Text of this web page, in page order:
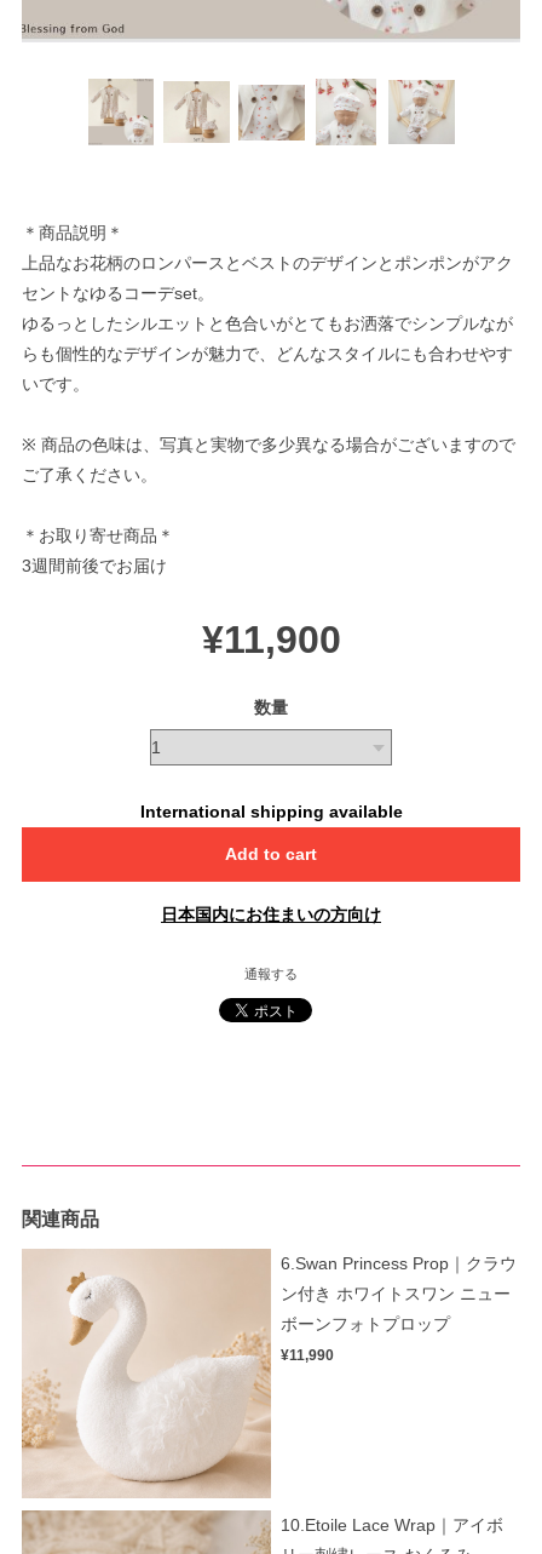
＊商品説明＊
上品なお花柄のロンパースとベストのデザインとポンポンがアク
セントなゆるコーデset。
ゆるっとしたシルエットと色合いがとてもお洒落でシンプルなが
らも個性的なデザインが魅力で、どんなスタイルにも合わせやす
いです。
※ 商品の色味は、写真と実物で多少異なる場合がございますので
ご了承ください。
＊お取り寄せ商品＊
3週間前後でお届け
¥11,900
数量
International shipping available
Add to cart
日本国内にお住まいの方向け
通報する
関連商品
6.Swan Princess Prop｜クラウ
ン付き ホワイトスワン ニュー
ボーンフォトプロップ
¥11,990
10.Etoile Lace Wrap｜アイボ